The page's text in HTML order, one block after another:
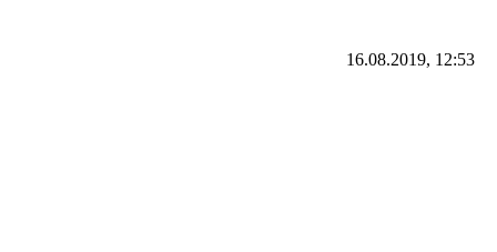
16.08.2019, 12:53